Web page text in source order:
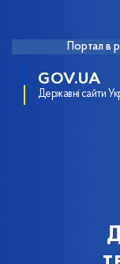
Портал в
GOV.UA
Державні сайти